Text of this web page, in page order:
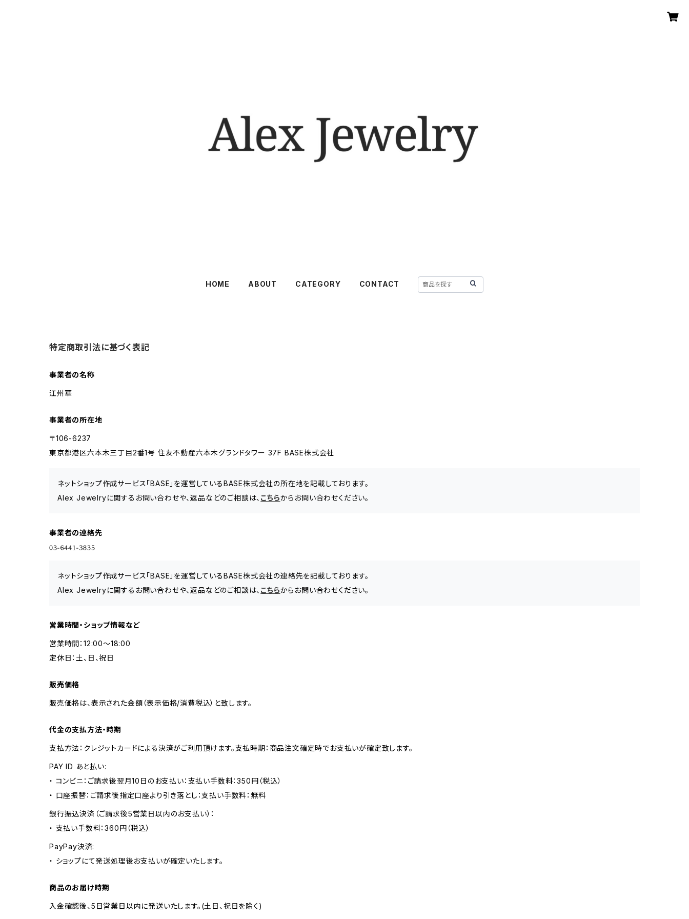
HOME ABOUT CATEGORY CONTACT
特定商取引法に基づく表記
事業者の名称
江州華
事業者の所在地
〒106-6237
東京都港区六本木三丁目2番1号 住友不動産六本木グランドタワー 37F BASE株式会社
ネットショップ作成サービス「BASE」を運営しているBASE株式会社の所在地を記載しております。
Alex Jewelryに関するお問い合わせや、返品などのご相談は、 こちらからお問い合わせください。
事業者の連絡先
ネットショップ作成サービス「BASE」を運営しているBASE株式会社の連絡先を記載しております。
Alex Jewelryに関するお問い合わせや、返品などのご相談は、 こちらからお問い合わせください。
営業時間・ショップ情報など
営業時間：12:00〜18:00
定休日：土、日、祝日
販売価格
販売価格は、表示された金額（表示価格/消費税込）と致します。
代金の支払方法・時期
支払方法：クレジットカードによる決済がご利用頂けます。支払時期：商品注文確定時でお支払いが確定致します。
PAY ID あと払い:
・ コンビニ：ご請求後翌月10日のお支払い：支払い手数料：350円（税込）
・ 口座振替：ご請求後指定口座より引き落とし：支払い手数料：無料
銀行振込決済（ご請求後5営業日以内のお支払い）：
・ 支払い手数料：360円（税込）
PayPay決済:
・ ショップにて発送処理後お支払いが確定いたします。
商品のお届け時期
入金確認後、5日営業日以内に発送いたします。(土日、祝日を除く)